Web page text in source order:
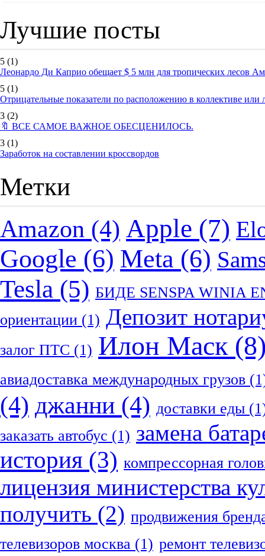
Лучшие посты
5 (1)
Леонардо Ди Каприо обещает $ 5 млн для тропических лесов
5 (1)
Отрицательные показатели по расположению в коллективе
3 (2)
🔖 ВСЕ САМОЕ ВАЖНОЕ ОБЕСЦЕНИЛОСЬ.
3 (1)
Заработок на составлении кроссвордов
Метки
Amazon (4) Apple (7)
Google (6) Meta (6)
Tesla (5) БИДЕ SENSPA WINIA
ориентации (1) Депозит
залог ПТС (1) Илон Маск
авиадоставка международных грузов
(4) джанни (4) доставки еды
заказать автобус (1) замена
история (3) компрессорная
лицензия министерства
получить (2) продвижения
телевизоров москва (1) ремонт